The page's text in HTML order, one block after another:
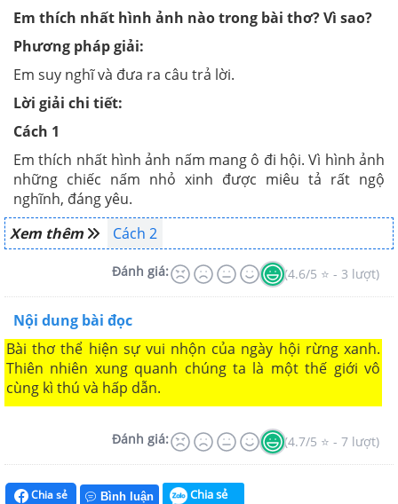
Em thích nhất hình ảnh nào trong bài thơ? Vì sao?
Phương pháp giải:
Em suy nghĩ và đưa ra câu trả lời.
Lời giải chi tiết:
Cách 1
Em thích nhất hình ảnh nấm mang ô đi hội. Vì hình ảnh
những chiếc nấm nhỏ xinh được miêu tả rất ngộ
nghĩnh, đáng yêu.
Xem thêm
Cách 2
Đánh giá: (4.6/5 ⭐ - 3 lượt)
Nội dung bài đọc
Bài thơ thể hiện sự vui nhộn của ngày hội rừng xanh.
Thiên nhiên xung quanh chúng ta là một thế giới vô
cùng kì thú và hấp dẫn.
Đánh giá: (4.7/5 ⭐ - 7 lượt)
Chia sẻ Bình luận Chia sẻ